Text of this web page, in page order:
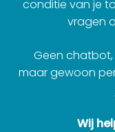
conditie van je
vragen
Geen
maar gewoon
Wij